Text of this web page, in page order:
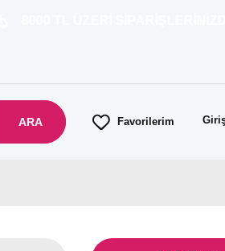
ARA Favorilerim